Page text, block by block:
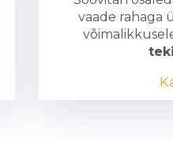
vaade rahaga